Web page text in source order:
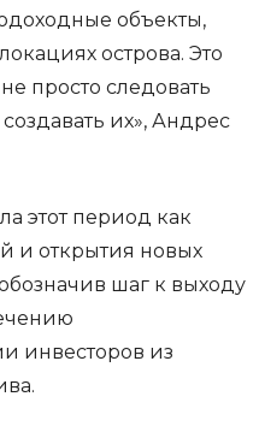
объекты,
острова. Это
просто следовать
их», Андрес
этот период как
и открытия новых
шаг к выходу
инвесторов из